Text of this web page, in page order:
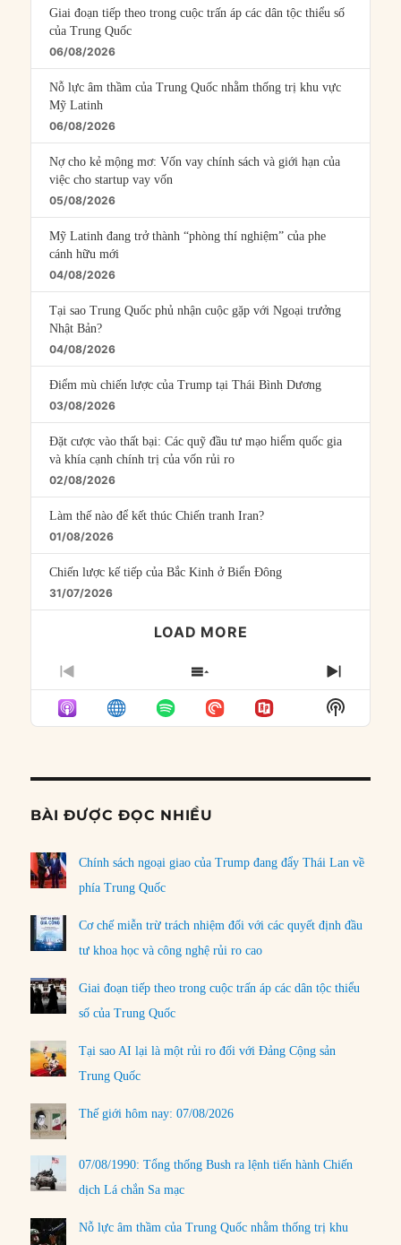
Giai đoạn tiếp theo trong cuộc trấn áp các dân tộc thiểu số
của Trung Quốc
06/08/2026
Nỗ lực âm thầm của Trung Quốc nhằm thống trị khu vực
Mỹ Latinh
06/08/2026
Nợ cho kẻ mộng mơ: Vốn vay chính sách và giới hạn của
việc cho startup vay vốn
05/08/2026
Mỹ Latinh đang trở thành “phòng thí nghiệm” của phe
cánh hữu mới
04/08/2026
Tại sao Trung Quốc phủ nhận cuộc gặp với Ngoại trưởng
Nhật Bản?
04/08/2026
Điểm mù chiến lược của Trump tại Thái Bình Dương
03/08/2026
Đặt cược vào thất bại: Các quỹ đầu tư mạo hiểm quốc gia
và khía cạnh chính trị của vốn rủi ro
02/08/2026
Làm thế nào để kết thúc Chiến tranh Iran?
01/08/2026
Chiến lược kế tiếp của Bắc Kinh ở Biển Đông
31/07/2026
LOAD MORE
PREVIOUS
EPISODE
SHOW
EPISODES
LIST
NEXT
Show
Podcast
BÀI ĐƯỢC ĐỌC NHIỀU
Chính sách ngoại giao của Trump đang đẩy Thái Lan về
phía Trung Quốc
Cơ chế miễn trừ trách nhiệm đối với các quyết định đầu
tư khoa học và công nghệ rủi ro cao
Giai đoạn tiếp theo trong cuộc trấn áp các dân tộc thiểu
số của Trung Quốc
Tại sao AI lại là một rủi ro đối với Đảng Cộng sản
Trung Quốc
Thế giới hôm nay: 07/08/2026
07/08/1990: Tổng thống Bush ra lệnh tiến hành Chiến
dịch Lá chắn Sa mạc
Nỗ lực âm thầm của Trung Quốc nhằm thống trị khu